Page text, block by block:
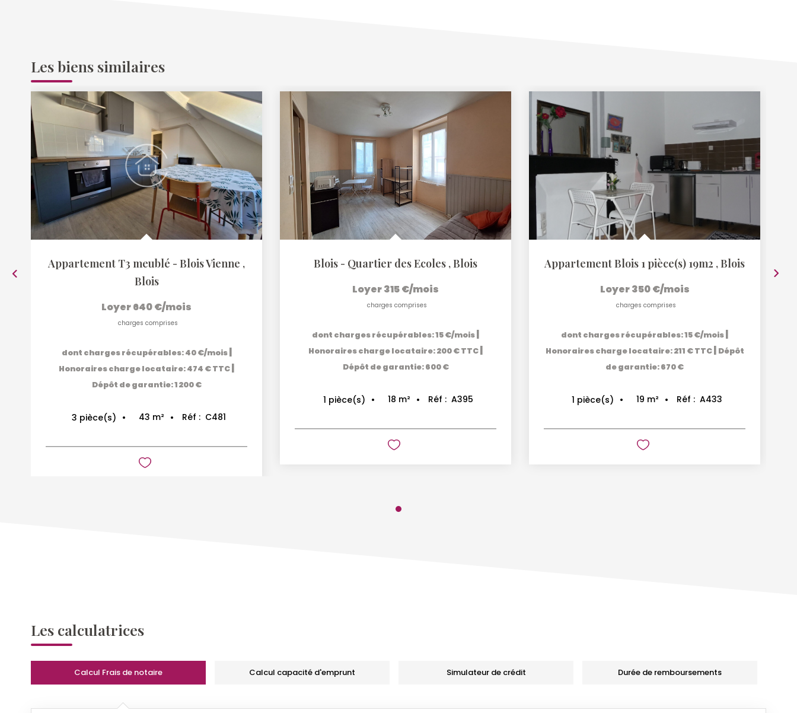
Les biens similaires
Appartement T3 meublé - Blois Vienne ,
Blois
Loyer 640 €/mois
charges comprises
dont charges récupérables: 40 €/mois|
Honoraires charge locataire: 474 € TTC|
Dépôt de garantie: 1 200 €
3 pièce(s) 43 m² Réf : C481
Blois - Quartier des Ecoles ,Blois
Loyer 315 €/mois
charges comprises
dont charges récupérables: 15 €/mois|
Honoraires charge locataire: 200 € TTC|
Dépôt de garantie: 600 €
1 pièce(s) 18 m² Réf : A395
Appartement Blois 1 pièce(s) 19m2 ,Blois
Loyer 350 €/mois
charges comprises
dont charges récupérables: 15 €/mois|
Honoraires charge locataire: 211 € TTC| Dépôt
de garantie: 670 €
1 pièce(s) 19 m² Réf : A433
Les calculatrices
Calcul Frais de notaire Calcul capacité d'emprunt Simulateur de crédit Durée de remboursements